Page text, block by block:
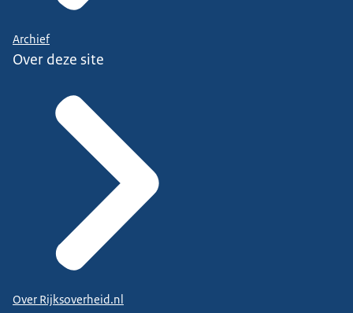
Archief
Over deze site
Over Rijksoverheid.nl